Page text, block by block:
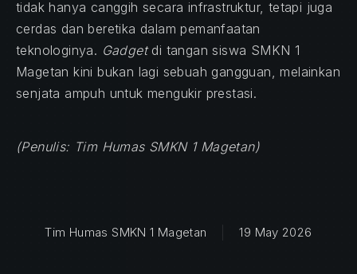
tidak hanya canggih secara infrastruktur, tetapi juga
cerdas dan beretika dalam pemanfaatan
teknologinya. Gadgetdi tangan siswa SMKN 1
Magetan kini bukan lagi sebuah gangguan, melainkan
senjata ampuh untuk mengukir prestasi.
(Penulis: Tim Humas SMKN 1 Magetan)
Tim Humas SMKN 1 Magetan 19 May 2026